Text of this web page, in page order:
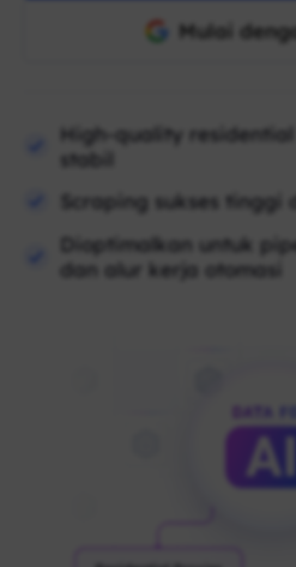
Mulai
High-quality
stabil
Scraping sukses
Dioptimalkan untuk
dan alur kerja otomasi